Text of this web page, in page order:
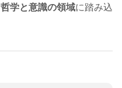
哲学と意識の領域に踏み込